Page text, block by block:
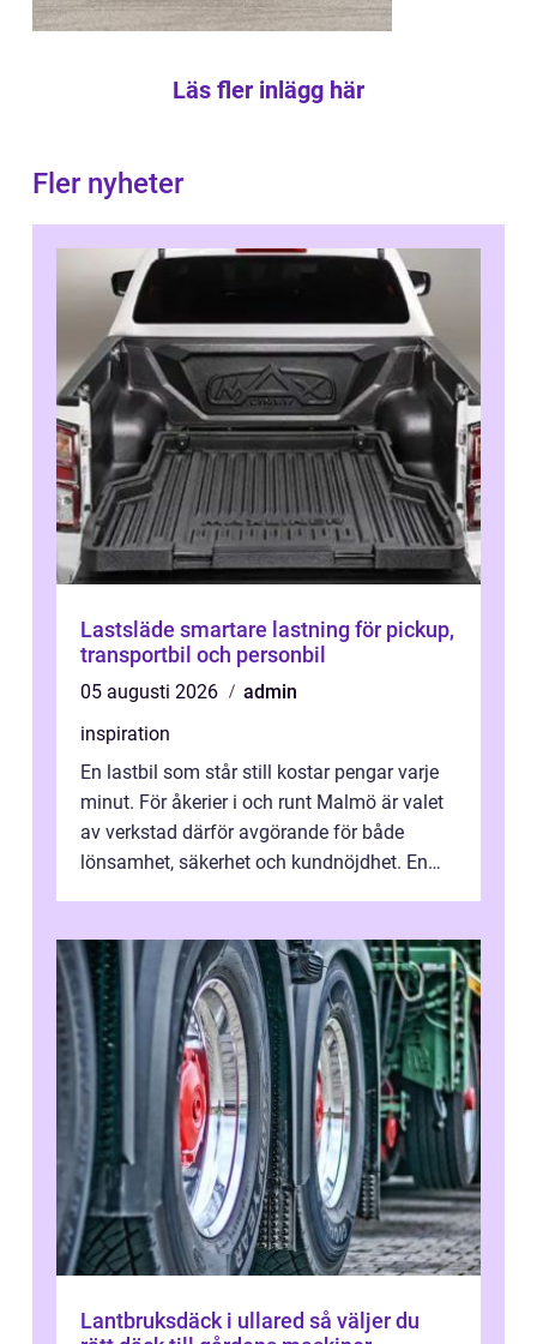
Läs fler inlägg här
Fler nyheter
Lastsläde smartare lastning för pickup,
transportbil och personbil
05 augusti 2026
admin
inspiration
En lastbil som står still kostar pengar varje
minut. För åkerier i och runt Malmö är valet
av verkstad därför avgörande för både
lönsamhet, säkerhet och kundnöjdhet. En
Lantbruksdäck i ullared så väljer du